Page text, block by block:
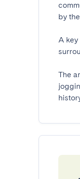
by
A key
The